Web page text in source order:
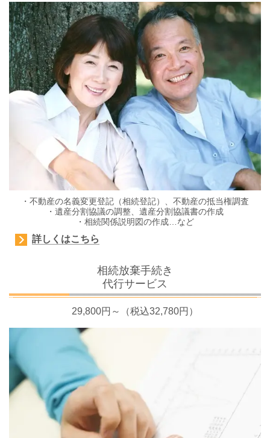
・不動産の名義変更登記（相続登記）、不動産の抵当権調査
・遺産分割協議の調整、遺産分割協議書の作成
・相続関係説明図の作成…など
詳しくはこちら
相続放棄手続き
代行サービス
29,800円～（税込32,780円）